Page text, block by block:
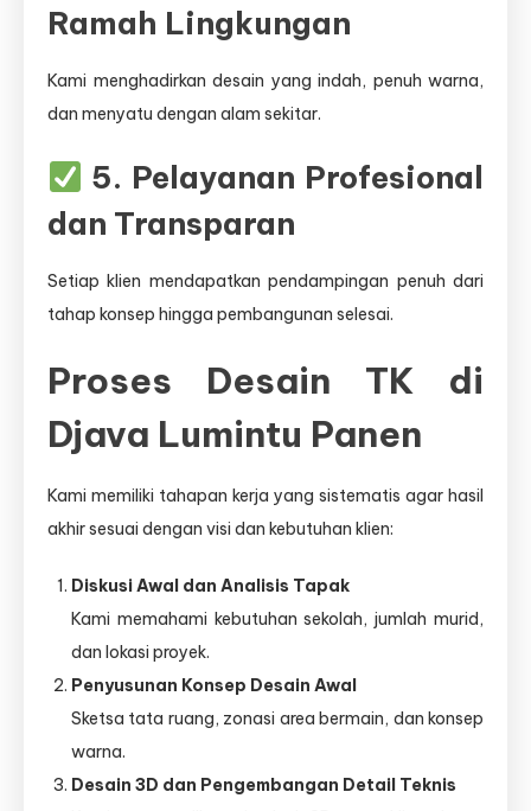
Ramah Lingkungan
Kami menghadirkan desain yang indah, penuh warna,
dan menyatu dengan alam sekitar.
5. Pelayanan Profesional
dan Transparan
Setiap klien mendapatkan pendampingan penuh dari
tahap konsep hingga pembangunan selesai.
Proses Desain TK di
Djava Lumintu Panen
Kami memiliki tahapan kerja yang sistematis agar hasil
akhir sesuai dengan visi dan kebutuhan klien:
Diskusi Awal dan Analisis Tapak
Kami memahami kebutuhan sekolah, jumlah murid,
dan lokasi proyek.
Penyusunan Konsep Desain Awal
Sketsa tata ruang, zonasi area bermain, dan konsep
warna.
Desain 3D dan Pengembangan Detail Teknis